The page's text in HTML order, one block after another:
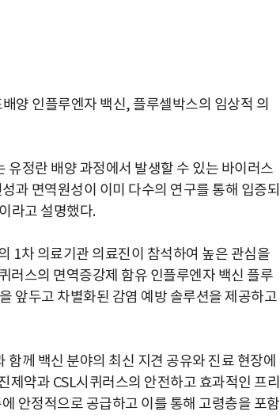
양 인플루엔자 백신, 플루셀박스의 임상적 의
정란 배양 과정에서 발생할 수 있는 바이러스
과 면역원성이 이미 다수의 연구를 통해 입증되
라고 설명했다.
1차 의료기관 의료진이 참석하여 높은 관심을
러스의 면역증강제 함유 인플루엔자 백신 플루
앞두고 차별화된 감염 예방 솔루션을 제공하고
께 백신 분야의 최신 지견 공유와 진료 현장에
약과 CSL시퀴러스의 안전하고 효과적인 프리
안정적으로 공급하고 이를 통해 고령층을 포함